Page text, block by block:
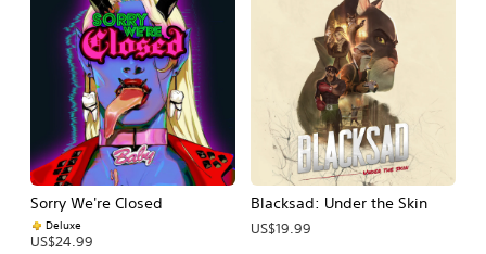
Sorry We're Closed
Deluxe
US$24.99
Blacksad: Under the Skin
US$19.99